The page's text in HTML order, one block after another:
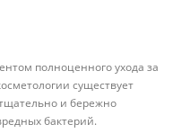
полноценного ухода за
существует
и бережно
бактерий.